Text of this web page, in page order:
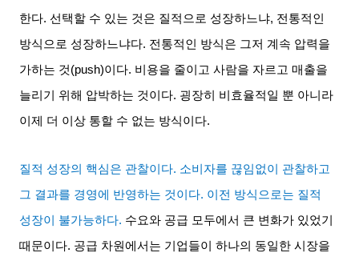
한다.선택할 수 있는 것은 질적으로 성장하느냐, 전통적인
방식으로 성장하느냐다. 전통적인 방식은 그저 계속 압력을
가하는 것(push)이다. 비용을 줄이고 사람을 자르고 매출을
늘리기 위해 압박하는 것이다. 굉장히 비효율적일 뿐 아니라
이제 더 이상 통할 수 없는 방식이다.
질적 성장의 핵심은 관찰이다. 소비자를 끊임없이 관찰하고
그 결과를 경영에 반영하는 것이다. 이전 방식으로는 질적
성장이 불가능하다. 수요와 공급 모두에서 큰 변화가 있었기
때문이다. 공급 차원에서는 기업들이 하나의 동일한 시장을